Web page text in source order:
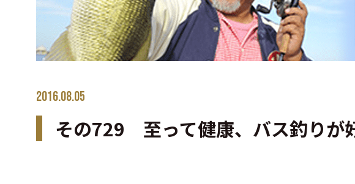
2016.08.05
その729 至って健康、バス釣りが